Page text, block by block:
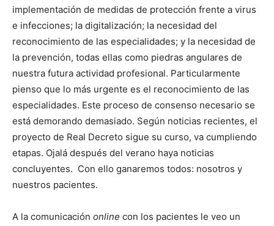
implementación de medidas de protección frente a virus
e infecciones; la digitalización; la necesidad del
reconocimiento de las especialidades; y la necesidad de
la prevención, todas ellas como piedras angulares de
nuestra futura actividad profesional. Particularmente
pienso que lo más urgente es el reconocimiento de las
especialidades. Este proceso de consenso necesario se
está demorando demasiado. Según noticias recientes, el
proyecto de Real Decreto sigue su curso, va cumpliendo
etapas. Ojalá después del verano haya noticias
concluyentes. Con ello ganaremos todos: nosotros y
nuestros pacientes.
A la comunicación online con los pacientes le veo un